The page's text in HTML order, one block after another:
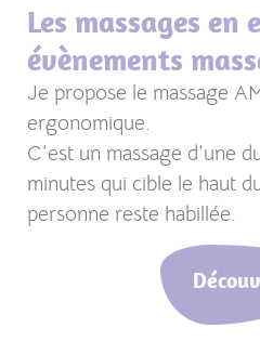
Les massages
évènements
Je propose le massage
ergonomique.
C’est un massage d’une
minutes qui cible le haut
personne reste habillée.